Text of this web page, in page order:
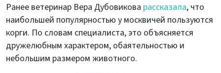
Ранее ветеринар Вера Дубовикова рассказала, что
наибольшей популярностью у москвичей пользуются
корги. По словам специалиста, это объясняется
дружелюбным характером, обаятельностью и
небольшим размером животного.